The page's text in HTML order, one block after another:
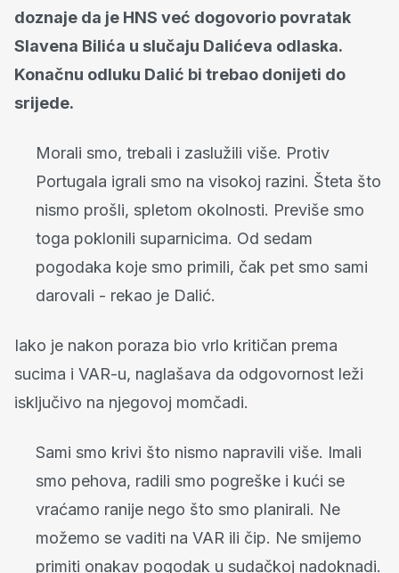
doznaje da je HNS već dogovorio povratak
Slavena Bilića u slučaju Dalićeva odlaska.
Konačnu odluku Dalić bi trebao donijeti do
srijede.
Morali smo, trebali i zaslužili više. Protiv
Portugala igrali smo na visokoj razini. Šteta što
nismo prošli, spletom okolnosti. Previše smo
toga poklonili suparnicima. Od sedam
pogodaka koje smo primili, čak pet smo sami
darovali - rekao je Dalić.
Iako je nakon poraza bio vrlo kritičan prema
sucima i VAR-u, naglašava da odgovornost leži
isključivo na njegovoj momčadi.
Sami smo krivi što nismo napravili više. Imali
smo pehova, radili smo pogreške i kući se
vraćamo ranije nego što smo planirali. Ne
možemo se vaditi na VAR ili čip. Ne smijemo
primiti onakav pogodak u sudačkoj nadoknadi.